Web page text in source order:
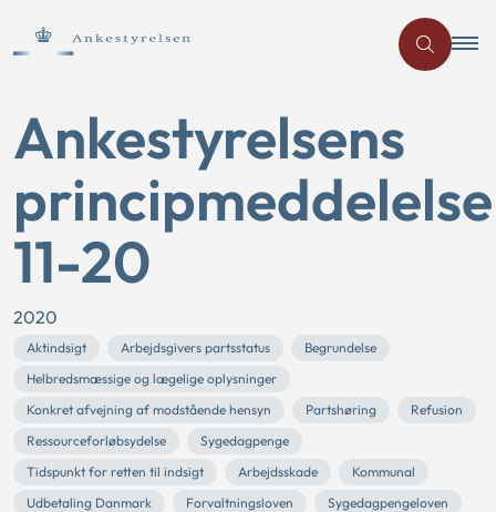
Ankestyrelsens
principmeddelelse
11-20
2020
Aktindsigt Arbejdsgivers partsstatus
Begrundelse
Helbredsmæssige og lægelige oplysninger
Konkret afvejning af modstående hensyn
Partshøring
Refusion
Ressourceforløbsydelse
Sygedagpenge
Tidspunkt for retten til indsigt
Arbejdsskade
Kommunal
Udbetaling Danmark
Forvaltningsloven
Sygedagpengeloven